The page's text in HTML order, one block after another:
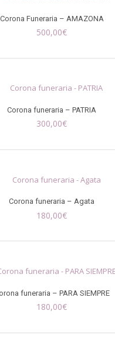
Corona Funeraria – AMAZONA
500,00€
Corona funeraria – PATRIA
300,00€
Corona funeraria – Agata
180,00€
funeraria – PARA SIEMPRE
180,00€